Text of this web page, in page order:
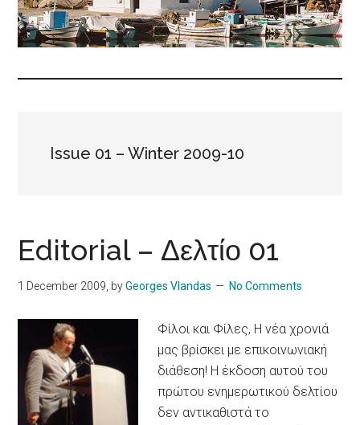
&
Antiparos
Issue 01 – Winter 2009-10
Editorial – Δελτίο 01
1 December 2009, byGeorges Vlandas No Comments
Φίλοι και Φίλες, Η νέα χρονιά
μας βρίσκει με επικοινωνιακή
διάθεση! Η έκδοση αυτού του
πρώτου ενημερωτικού δελτίου
δεν αντικαθιστά το